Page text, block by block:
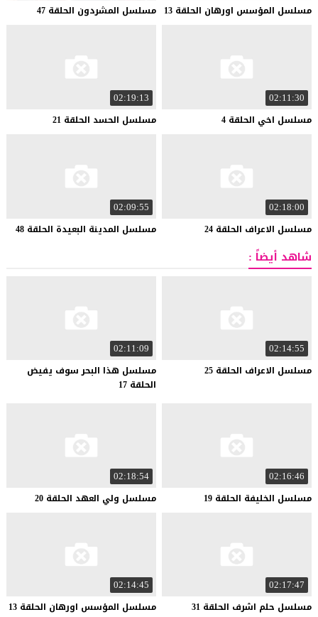
مسلسل المؤسس اورهان الحلقة 13 مسلسل المشردون الحلقة 47
02:11:30
مسلسل اخي الحلقة 4
02:19:13
مسلسل الحسد الحلقة 21
02:18:00
مسلسل الاعراف الحلقة 24
02:09:55
مسلسل المدينة البعيدة الحلقة 48
شاهد أيضاً :
02:14:55
مسلسل الاعراف الحلقة 25
02:11:09
مسلسل هذا البحر سوف يفيض
الحلقة 17
02:16:46
مسلسل الخليفة الحلقة 19
02:18:54
مسلسل ولي العهد الحلقة 20
02:17:47
مسلسل حلم اشرف الحلقة 31
02:14:45
مسلسل المؤسس اورهان الحلقة 13